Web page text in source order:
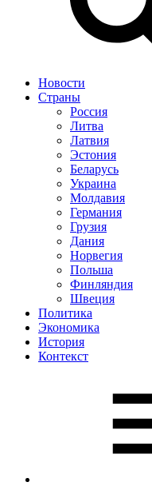
Новости
Страны
Россия
Литва
Латвия
Эстония
Беларусь
Украина
Молдавия
Германия
Грузия
Дания
Норвегия
Польша
Финляндия
Швеция
Политика
Экономика
История
Контекст